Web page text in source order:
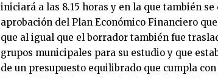
iniciará a las 8.15 horas y en la que también
aprobación del Plan Económico Financiero
que al igual que el borrador también fue
grupos municipales para su estudio y que
de un presupuesto equilibrado que cumpla